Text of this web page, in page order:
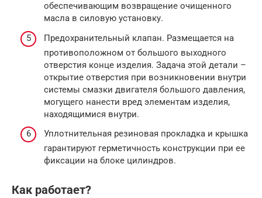
обеспечивающим возвращение очищенного
масла в силовую установку.
Предохранительный клапан. Размещается на
противоположном от большого выходного
отверстия конце изделия. Задача этой детали –
открытие отверстия при возникновении внутри
системы смазки двигателя большого давления,
могущего нанести вред элементам изделия,
находящимися внутри.
Уплотнительная резиновая прокладка и крышка
гарантируют герметичность конструкции при ее
фиксации на блоке цилиндров.
Как работает?